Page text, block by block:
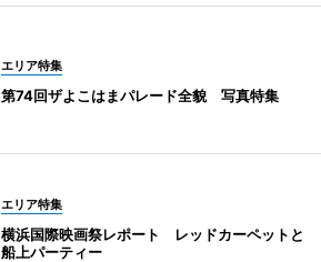
エリア特集
第74回ザよこはまパレード全貌 写真特集
エリア特集
横浜国際映画祭レポート レッドカーペットと
船上パーティー